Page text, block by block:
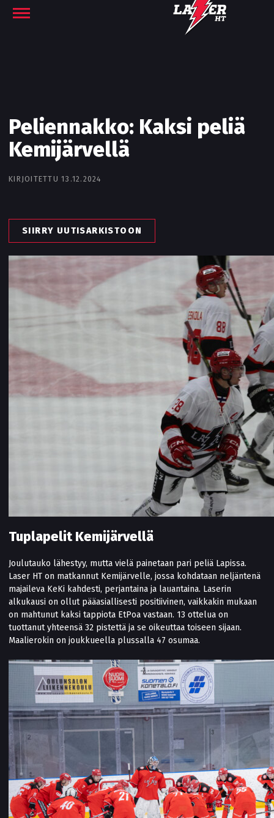
Peliennakko: Kaksi peliä
Kemijärvellä
KIRJOITETTU 13.12.2024
SIIRRY UUTISARKISTOON
Tuplapelit Kemijärvellä
Joulutauko lähestyy, mutta vielä painetaan pari peliä Lapissa.
Laser HT on matkannut Kemijärvelle, jossa kohdataan neljäntenä
majaileva KeKi kahdesti, perjantaina ja lauantaina. Laserin
alkukausi on ollut pääasiallisesti positiivinen, vaikkakin mukaan
on mahtunut kaksi tappiota EtPoa vastaan. 13 ottelua on
tuottanut yhteensä 32 pistettä ja se oikeuttaa toiseen sijaan.
Maalierokin on joukkueella plussalla 47 osumaa.